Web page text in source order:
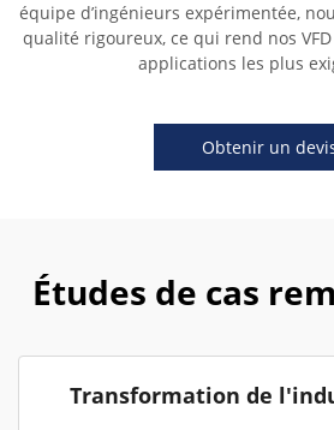
équipe d’ingénieurs expérimentée,
qualité rigoureux, ce qui rend nos
applications les plus
Obtenir un
Études de cas
Transformation de